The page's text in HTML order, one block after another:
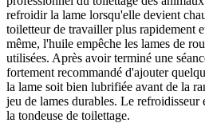
refroidir la lame lorsqu'elle devient
toiletteur de travailler plus rapidement
même, l'huile empêche les lames de
utilisées. Après avoir terminé une
fortement recommandé d'ajouter
la lame soit bien lubrifiée avant de la
jeu de lames durables. Le refroidisseur
la tondeuse de toilettage.